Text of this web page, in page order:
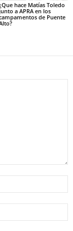
¿Que hace Matías Toledo
a APRA en los
de Puente